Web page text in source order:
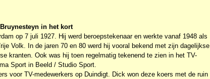
Bruynesteyn in het kort
op 7 juli 1927. Hij werd beroepstekenaar en werkte vanaf 1948 als
Volk. In de jaren 70 en 80 werd hij vooral bekend met zijn dagelijkse
kranten. Ook was hij toen regelmatig tekenend te zien in het TV-
Sport in Beeld / Studio Sport.
voor TV-medewerkers op Duindigt. Dick won deze koers met de ruin